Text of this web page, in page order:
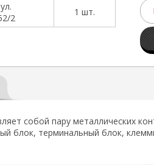
2
1 шт.
собой пару металлических
блок, терминальный блок,